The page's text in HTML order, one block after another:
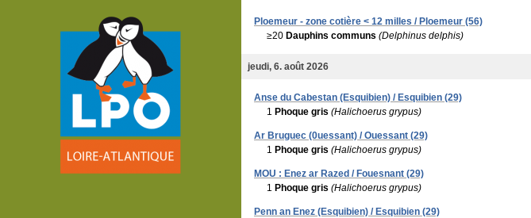
Ploemeur - zone cotière < 12 milles / Ploemeur (56)
≥20 Dauphins communs (Delphinus delphis)
jeudi, 6. août 2026
Anse du Cabestan (Esquibien) / Esquibien (29)
1 Phoque gris (Halichoerus grypus)
Ar Bruguec (0uessant) / Ouessant (29)
1 Phoque gris (Halichoerus grypus)
MOU : Enez ar Razed / Fouesnant (29)
1 Phoque gris (Halichoerus grypus)
Penn an Enez (Esquibien) / Esquibien (29)